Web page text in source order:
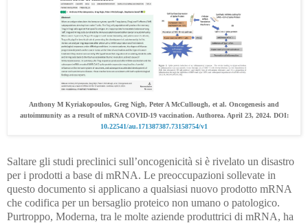
Anthony M Kyriakopoulos, Greg Nigh, Peter A McCullough, et al. Oncogenesis and
autoimmunity as a result of mRNA COVID-19 vaccination. Authorea. April 23, 2024. DOI:
10.22541/au.171387387.73158754/v1
Saltare gli studi preclinici sull’oncogenicità si è rivelato un disastro
per i prodotti a base di mRNA. Le preoccupazioni sollevate in
questo documento si applicano a qualsiasi nuovo prodotto mRNA
che codifica per un bersaglio proteico non umano o patologico.
Purtroppo, Moderna, tra le molte aziende produttrici di mRNA, ha